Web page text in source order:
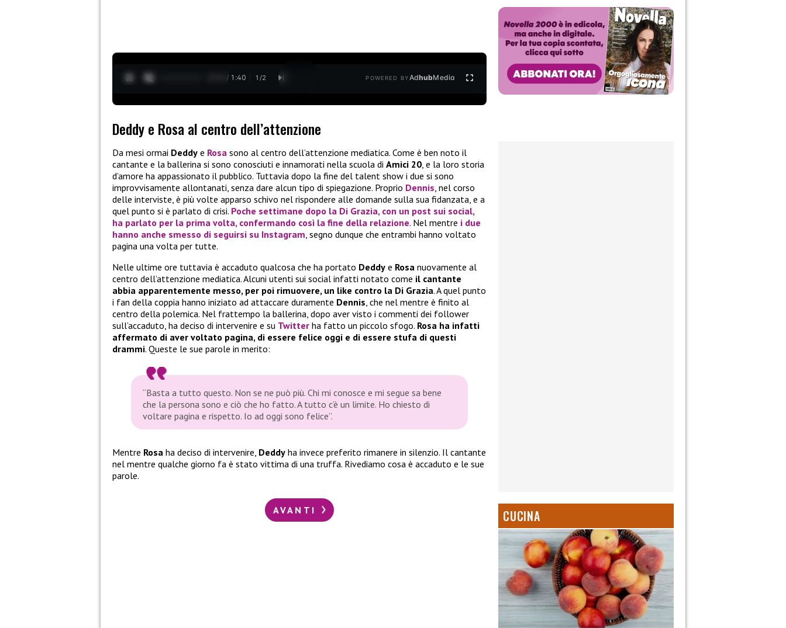
0:13 / 1:40 1 /2 POWERED BYAdhubMedia
Deddy e Rosa al centro dell’attenzione
Da mesi ormai Deddy e Rosa sono al centro dell’attenzione mediatica. Come è ben noto il
cantante e la ballerina si sono conosciuti e innamorati nella scuola di Amici 20, e la loro storia
d’amore ha appassionato il pubblico. Tuttavia dopo la fine del talent show i due si sono
improvvisamente allontanati, senza dare alcun tipo di spiegazione. Proprio Dennis, nel corso
delle interviste, è più volte apparso schivo nel rispondere alle domande sulla sua fidanzata, e a
quel punto si è parlato di crisi. Poche settimane dopo la Di Grazia, con un post sui social,
ha parlato per la prima volta, confermando così la fine della relazione. Nel mentre i due
hanno anche smesso di seguirsi su Instagram, segno dunque che entrambi hanno voltato
pagina una volta per tutte.
Nelle ultime ore tuttavia è accaduto qualcosa che ha portato Deddy e Rosa nuovamente al
centro dell’attenzione mediatica. Alcuni utenti sui social infatti notato come il cantante
abbia apparentemente messo, per poi rimuovere, un like contro la Di Grazia. A quel punto
i fan della coppia hanno iniziato ad attaccare duramente Dennis, che nel mentre è finito al
centro della polemica. Nel frattempo la ballerina, dopo aver visto i commenti dei follower
sull’accaduto, ha deciso di intervenire e su Twitter ha fatto un piccolo sfogo. Rosa ha infatti
affermato di aver voltato pagina, di essere felice oggi e di essere stufa di questi
drammi. Queste le sue parole in merito:
“Basta a tutto questo. Non se ne può più. Chi mi conosce e mi segue sa bene
che la persona sono e ciò che ho fatto. A tutto c’è un limite. Ho chiesto di
voltare pagina e rispetto. Io ad oggi sono felice”.
Mentre Rosa ha deciso di intervenire, Deddy ha invece preferito rimanere in silenzio. Il cantante
nel mentre qualche giorno fa è stato vittima di una truffa. Rivediamo cosa è accaduto e le sue
parole.
AVANTI CUCINA